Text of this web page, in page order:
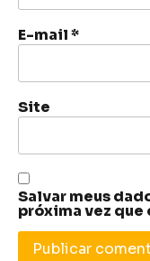
E-mail*
Site
Salvar meus
próxima vez que